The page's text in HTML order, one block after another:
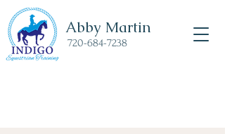
Abby Martin
720-684-7238